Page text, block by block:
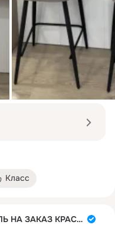
Класс
ШКАФЫИКУХНИ.РФ - МЕБЕЛЬ НА ЗАКАЗ КРАСНОДАР